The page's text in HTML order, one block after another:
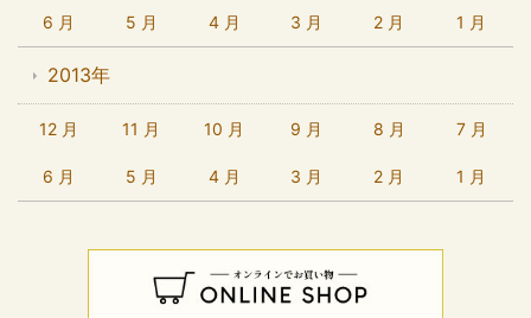
6 月 5 月 4 月 3 月 2 月 1 月
2013年
12 月 11 月 10 月 9 月 8 月 7 月
6 月 5 月 4 月 3 月 2 月 1 月